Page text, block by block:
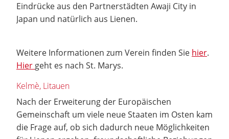
Eindrücke aus den Partnerstädten Awaji City in
Japan und natürlich aus Lienen.
Weitere Informationen zum Verein finden Sie hier.
Hier geht es nach St. Marys.
Kelmè, Litauen
Nach der Erweiterung der Europäischen
Gemeinschaft um viele neue Staaten im Osten kam
die Frage auf, ob sich dadurch neue Möglichkeiten